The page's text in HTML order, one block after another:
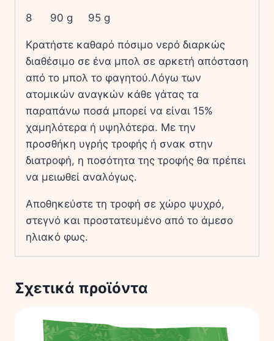
8 90 g 95 g
Κρατήστε καθαρό πόσιμο νερό διαρκώς
διαθέσιμο σε ένα μπολ σε αρκετή απόσταση
από το μπολ το φαγητού.Λόγω των
ατομικών αναγκών κάθε γάτας τα
παραπάνω ποσά μπορεί να είναι 15%
χαμηλότερα ή υψηλότερα. Με την
προσθήκη υγρής τροφής ή σνακ στην
διατροφή, η ποσότητα της τροφής θα πρέπει
να μειωθεί αναλόγως.
Αποθηκεύστε τη τροφή σε χώρο ψυχρό,
στεγνό και προστατευμένο από το άμεσο
ηλιακό φως.
Σχετικά προϊόντα